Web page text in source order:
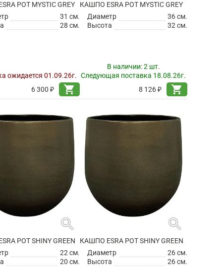
POT MYSTIC GREY
31 см.
28 см.
ожидается 01.09.26г.
6 300 ₽
shopping_cart
КАШПО ESRA POT MYSTIC GREY
Диаметр
36 см.
Высота
32 см.
В наличии:2 шт.
Следующая поставка 18.08.26г.
8 126 ₽
shopping_cart
search
POT SHINY GREEN
22 см.
20 см.
search
КАШПО ESRA POT SHINY GREEN
Диаметр
26 см.
Высота
26 см.